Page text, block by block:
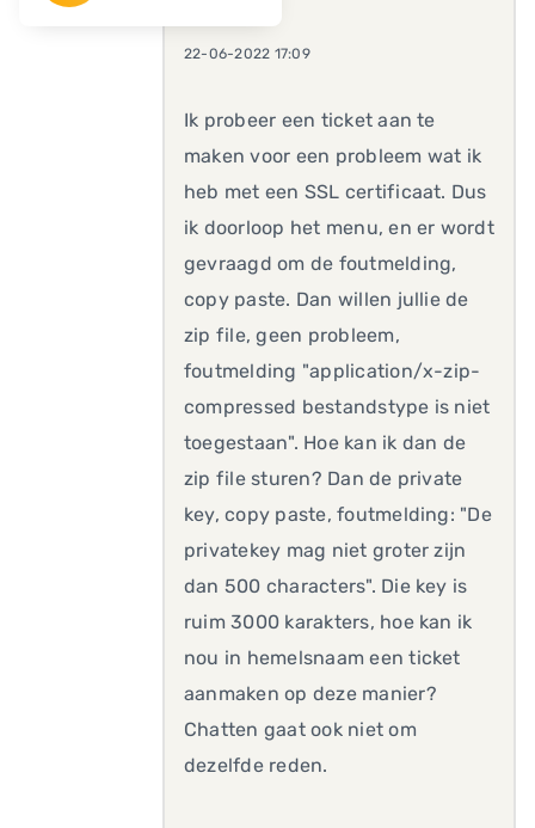
22-06-2022 17:09
Ik probeer een ticket aan te
maken voor een probleem wat ik
heb met een SSL certificaat. Dus
ik doorloop het menu, en er wordt
gevraagd om de foutmelding,
copy paste. Dan willen jullie de
zip file, geen probleem,
foutmelding "application/x-zip-
compressed bestandstype is niet
toegestaan". Hoe kan ik dan de
zip file sturen? Dan de private
key, copy paste, foutmelding: "De
privatekey mag niet groter zijn
dan 500 characters". Die key is
ruim 3000 karakters, hoe kan ik
nou in hemelsnaam een ticket
aanmaken op deze manier?
Chatten gaat ook niet om
dezelfde reden.